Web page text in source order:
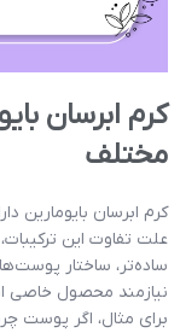
کرم ابرسان
مختلف
کرم ابرسان بایومارین
علت تفاوت این
ساده‌تر، ساختار
نیازمند محصول خاصی
برای مثال، اگر پوست